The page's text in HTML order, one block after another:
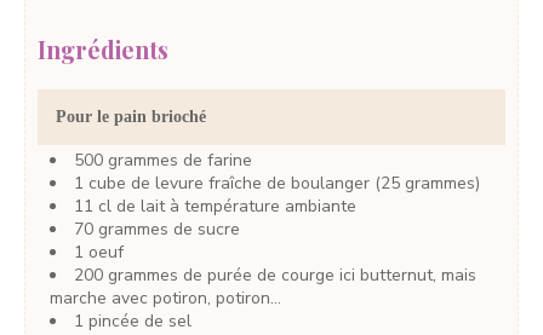
Ingrédients
Pour le pain brioché
500 grammes de farine
1 cube de levure fraîche de boulanger (25 grammes)
11 cl de lait à température ambiante
70 grammes de sucre
1 oeuf
200 grammes de purée de courge ici butternut, mais
marche avec potiron, potiron…
1 pincée de sel